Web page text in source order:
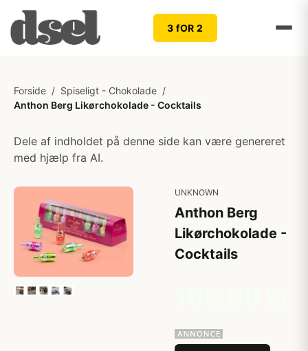
3 fOR 2
Forside / Spiseligt - Chokolade /
Anthon Berg Likørchokolade - Cocktails
Dele af indholdet på denne side kan være genereret
med hjælp fra AI.
UNKNOWN
Anthon Berg
Likørchokolade -
Cocktails